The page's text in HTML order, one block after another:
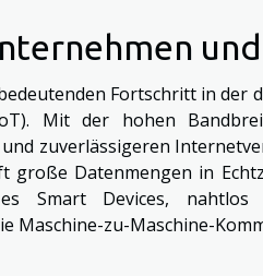
Fortschritt in der
Mit der hohen
zuverlässigeren
Datenmengen in
Smart Devices,
Maschine-zu-Maschine-